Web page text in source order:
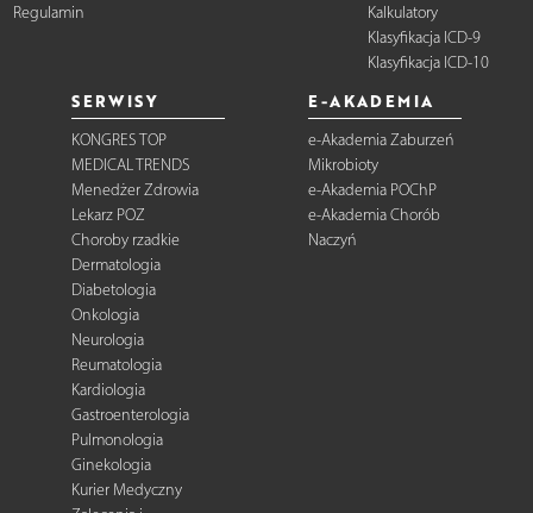
Regulamin
Kalkulatory
Klasyfikacja ICD-9
Klasyfikacja ICD-10
SERWISY
KONGRES TOP
MEDICAL TRENDS
Menedżer Zdrowia
Lekarz POZ
Choroby rzadkie
Dermatologia
Diabetologia
Onkologia
Neurologia
Reumatologia
Kardiologia
Gastroenterologia
Pulmonologia
Ginekologia
Kurier Medyczny
E-AKADEMIA
e-Akademia Zaburzeń
Mikrobioty
e-Akademia POChP
e-Akademia Chorób
Naczyń